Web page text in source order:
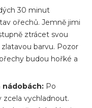
30 minut
ořechů. Jemně jimi
ztrácet svou
barvu. Pozor
budou hořké a
nádobách: Po
vychladnout.